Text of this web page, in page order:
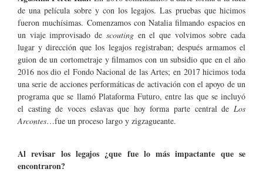
de una película sobre y con los legajos. Las pruebas que hicimos
fueron muchísimas. Comenzamos con Natalia filmando espacios en
un viaje improvisado de scoutingen el que volvimos sobre cada
lugar y dirección que los legajos registraban; después armamos el
guion de un cortometraje y filmamos con un subsidio que en el año
2016 nos dio el Fondo Nacional de las Artes; en 2017 hicimos toda
una serie de acciones performáticas de activación con el apoyo de un
programa que se llamó Plataforma Futuro, entre las que se incluyó
el casting de voces eslavas que hoy forma parte central de Los
Arcontes…fue un proceso largo y zigzagueante.
Al revisar los legajos ¿que fue lo más impactante que se
encontraron?